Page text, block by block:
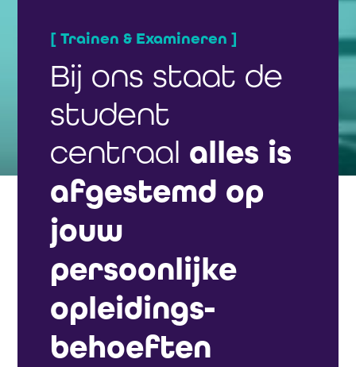
[ Trainen & Examineren ]
Bij ons staat de
student
centraal alles is
afgestemd op
jouw
persoonlijke
opleidings-
behoeften